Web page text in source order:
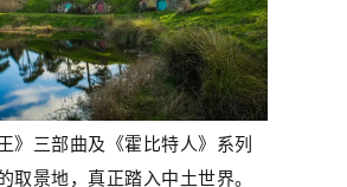
》三部曲及《霍比特人》系列
取景地，真正踏入中土世界。